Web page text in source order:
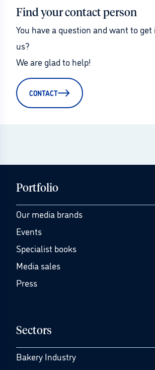
Find your contact person
You have a question and want to
us?
We are glad to help!
CONTACT
Portfolio
Our media brands
Events
Specialist books
Media sales
Press
Sectors
Bakery Industry